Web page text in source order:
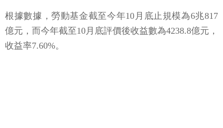
根據數據，勞動基金截至今年10月底止規模為6兆817
億元，而今年截至10月底評價後收益數為4238.8億元，
收益率7.60%。